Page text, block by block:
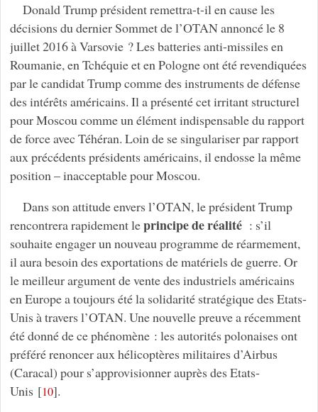
Donald Trump président remettra-t-il en cause les
décisions du dernier Sommet de l’OTAN annoncé le 8
juillet 2016 à Varsovie ? Les batteries anti-missiles en
Roumanie, en Tchéquie et en Pologne ont été revendiquées
par le candidat Trump comme des instruments de défense
des intérêts américains. Il a présenté cet irritant structurel
pour Moscou comme un élément indispensable du rapport
de force avec Téhéran. Loin de se singulariser par rapport
aux précédents présidents américains, il endosse la même
position – inacceptable pour Moscou.
Dans son attitude envers l’OTAN, le président Trump
rencontrera rapidement leprincipe de réalité : s’il
souhaite engager un nouveau programme de réarmement,
il aura besoin des exportations de matériels de guerre. Or
le meilleur argument de vente des industriels américains
en Europe a toujours été la solidarité stratégique des Etats-
Unis à travers l’OTAN. Une nouvelle preuve a récemment
été donné de ce phénomène : les autorités polonaises ont
préféré renoncer aux hélicoptères militaires d’Airbus
(Caracal) pour s’approvisionner auprès des Etats-
Unis [10].